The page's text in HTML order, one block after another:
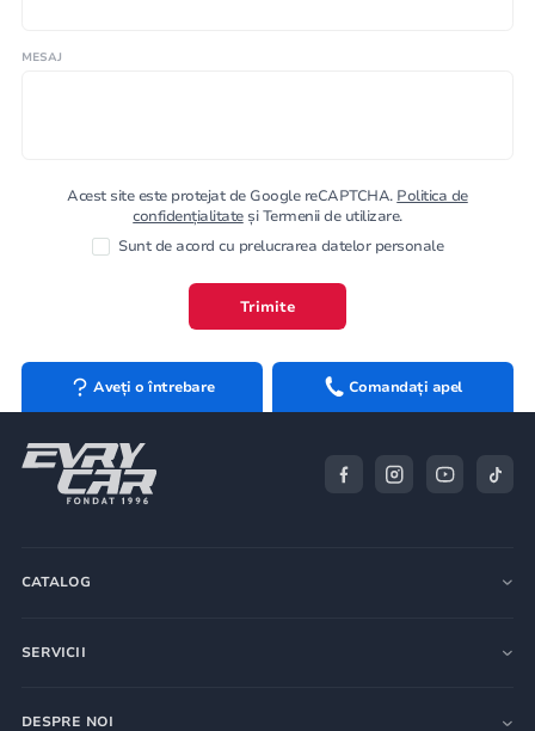
MESAJ
Acest site este protejat de Google reCAPTCHA. Politica de
confidențialitateși Termenii de utilizare.
Sunt de acord cu prelucrarea datelor personale
Trimite
Aveți o întrebare Comandați apel
CATALOG
SERVICII
DESPRE NOI